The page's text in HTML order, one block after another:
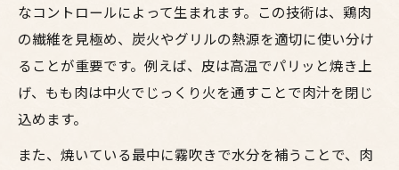
なコントロールによって生まれます。この技術は、鶏肉
の繊維を見極め、炭火やグリルの熱源を適切に使い分け
ることが重要です。例えば、皮は高温でパリッと焼き上
げ、もも肉は中火でじっくり火を通すことで肉汁を閉じ
込めます。
また、焼いている最中に霧吹きで水分を補うことで、肉